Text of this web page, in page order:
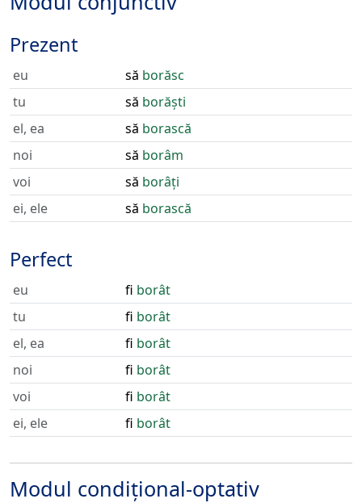
Prezent
eu să borăsc
tu
să borăști
el, ea
să borască
noi
să borâm
voi
să borâți
ei, ele
să borască
Perfect
eu fi borât
tu
fi borât
el, ea
fi borât
noi
fi borât
voi
fi borât
ei, ele
fi borât
Modul condițional-optativ